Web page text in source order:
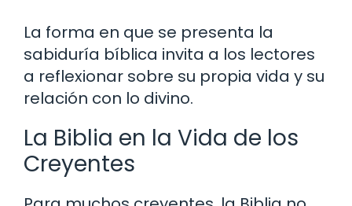
La forma en que se presenta la
sabiduría bíblica invita a los lectores
a reflexionar sobre su propia vida y su
relación con lo divino.
La Biblia en la Vida de los
Creyentes